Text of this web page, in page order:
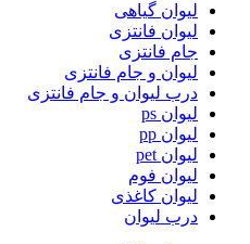
لیوان گیاهی
لیوان فانتزی
جام فانتزی
لیوان و جام فانتزی
درب لیوان و جام فانتزی
لیوان ps
لیوان pp
لیوان pet
لیوان فوم
لیوان کاغذی
درب لیوان